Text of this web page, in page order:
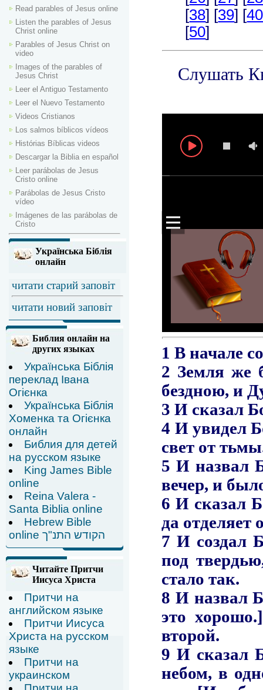
Read parables of Jesus online
Listen the parables of Jesus
Christ online
Parables of Jesus Christ on
video
Images of the parables of
Jesus Christ
Leer el Antiguo Testamento
Leer el Nuevo Testamento
Videos Cristianos
Los salmos bíblicos vídeos
Histórias Bíblicas videos
Descargar la Biblia en español
Leer parábolas de Jesus
Cristo online
Parábolas de Jesus Cristo
vídeo
Imágenes de las parábolas de
Cristo
Українська Біблія
онлайн
читати старий заповіт
читати новий заповіт
Библия онлайн на
других языках
Українська Біблія
переклад Івана
Огієнка
Українська Біблія
Хоменка та Огієнка
онлайн
Библия для детей
на русском языке
King James Bible
online
Reina Valera -
Santa Biblia online
Hebrew Bible
online הקודש התנ"ך
Читайте Притчи
Иисуса Христа
Притчи на
английском языке
Притчи Иисуса
Христа на русском
языке
Притчи на
украинском